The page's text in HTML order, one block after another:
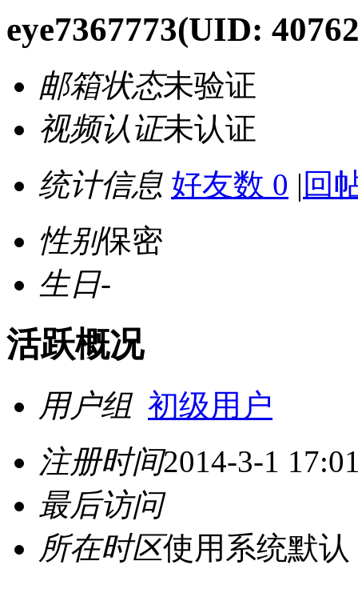
eye7367773(UID:
邮箱状态未验证
视频认证未认证
统计信息 好友数 0 | 回
性别保密
生日-
活跃概况
用户组 初级用户
注册时间2014-3-1
最后访问
所在时区使用系统默认